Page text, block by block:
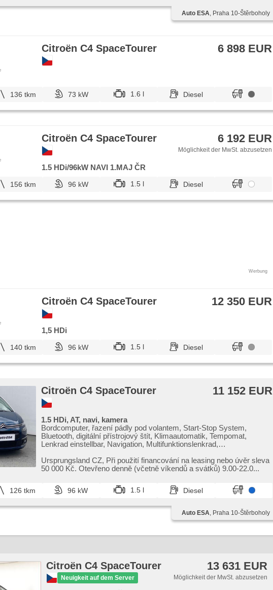
6x Airbag
Auto ESA, Praha 10-Štěrboholy
Citroën C4 SpaceTourer 6 898 EUR
136 tkm 73 kW 1.6 l Diesel
Citroën C4 SpaceTourer 6 192 EUR
Möglichkeit der MwSt. abzusetzen
1.5 HDi/96kW NAVI 1.MAJ ČR
156 tkm 96 kW 1.5 l Diesel
Werbung
Citroën C4 SpaceTourer 12 350 EUR
1,5 HDi
140 tkm 96 kW 1.5 l Diesel
Citroën C4 SpaceTourer 11 152 EUR
1.5 HDi, AT, navi, kamera
Bordcomputer, řazení pádly pod volantem, Start-Stop System,
Bluetooth, digitální přístrojový štít, Klimaautomatik, Tempomat,
Lenkrad einstellbar, Navigation, Multifunktionslenkrad,
Servolenkung, Zentralverriegelung mit Funkfernbedienung,
Elektronisches Stabilitätsprogramm (ESP), Scheibenwischersensor,
Leuchten, ABS, Antriebsschlupfregelung (ASR), parkovací senzory
zadní, isofix, Fahrkamera, elektronická ruční brzda, Lichtsensor
Ursprungsland CZ,​ Při použití financování na leasing nebo úvěr sleva
50 000 Kč. Otevřeno denně (včetně víkendů a svátků) 9.00​-22.0...
126 tkm 96 kW 1.5 l Diesel
Auto ESA, Praha 10-Štěrboholy
Citroën C4 SpaceTourer
Neuigkeit auf dem Server
13 631 EUR
Möglichkeit der MwSt. abzusetzen